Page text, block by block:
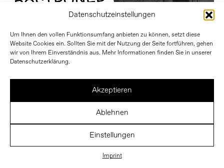
Datenschutzeinstellungen
Um Ihnen den vollen Funktionsumfang anbieten zu können, setzt diese
Website Cookies ein. Sollten Sie mit der Nutzung der Seite fortführen, gehen
wir von Ihrem Einverständnis aus. Mehr Informationen finden Sie in unserer
Datenschutzerklärung.
Akzeptieren
Ablehnen
Einstellungen
Imprint